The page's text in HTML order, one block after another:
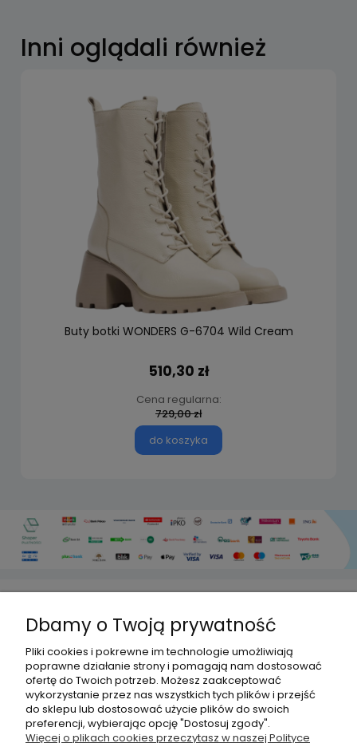
Inni oglądali również
Buty botki WONDERS G-6704 Wild Cream
510,30 zł
Cena regularna:
729,00 zł
do koszyka
HISPANITO
OBSŁUGA KLIENTA
DLACZEGO MY?
Dbamy o Twoją prywatność
Pliki cookies i pokrewne im technologie umożliwiają
poprawne działanie strony i pomagają nam dostosować
ofertę do Twoich potrzeb. Możesz zaakceptować
wykorzystanie przez nas wszystkich tych plików i przejść
do sklepu lub dostosować użycie plików do swoich
preferencji, wybierając opcję "Dostosuj zgody".
Więcej o plikach cookies przeczytasz w naszej Polityce